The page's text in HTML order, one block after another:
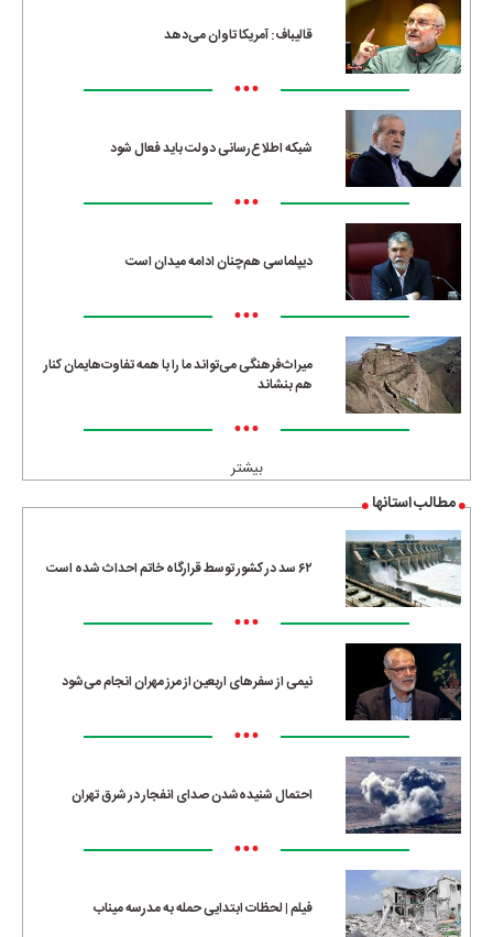
قالیباف: آمریکا تاوان می‌دهد
•••
شبکه اطلاع‌رسانی دولت باید فعال شود
•••
دیپلماسی هم‌چنان ادامه میدان است
•••
میراث‌فرهنگی می‌تواند ما را با همه تفاوت‌هایمان کنار
هم بنشاند
•••
بیشتر
مطالب استانها
۶۲ سد در کشور توسط قرارگاه خاتم احداث شده است
•••
نیمی از سفرهای اربعین از مرز مهران انجام می‌شود
•••
احتمال شنیده‌شدن صدای انفجار در شرق تهران
•••
فیلم | لحظات ابتدایی حمله به مدرسه میناب